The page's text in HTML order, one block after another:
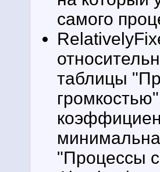
самого
таблицы
"Процессы